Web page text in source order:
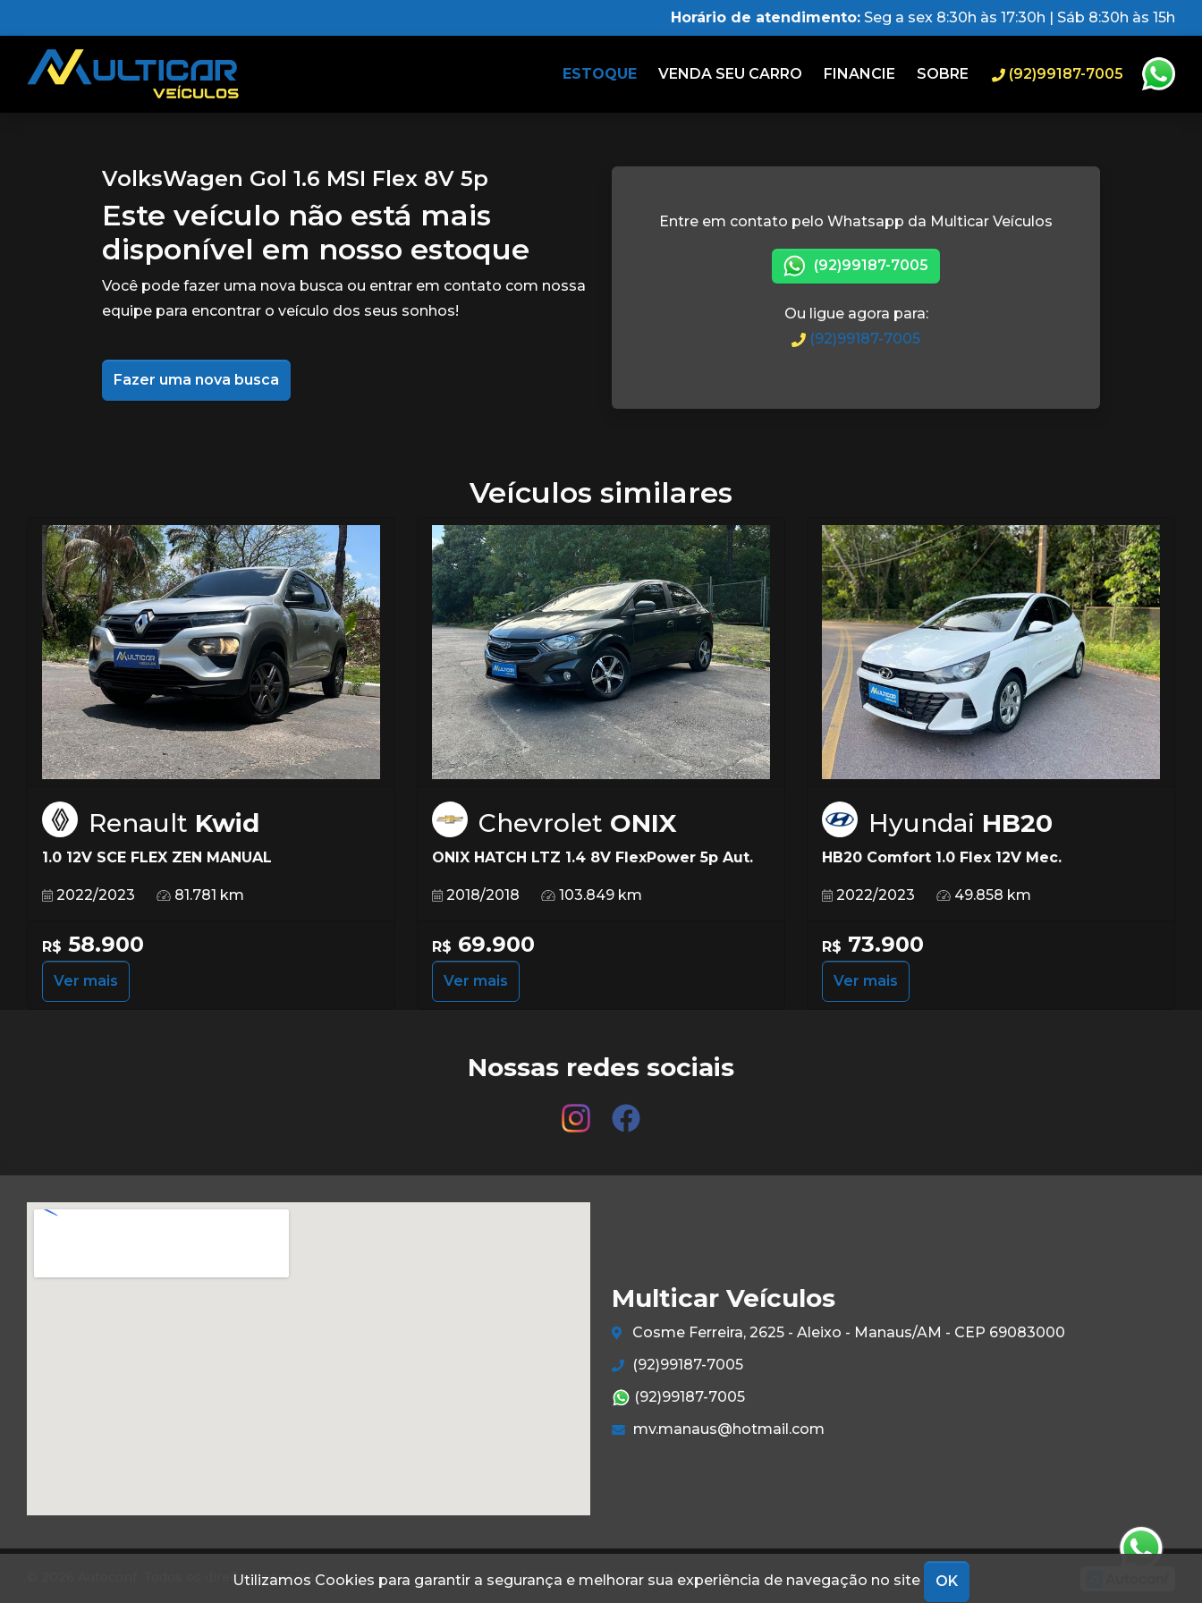
Utilizamos Cookies para garantir a segurança e melhorar sua experiência de navegação no site OK
Horário de atendimento: Seg a sex 8:30h às 17:30h | Sáb 8:30h às 15h
ESTOQUE VENDA SEU CARRO FINANCIE SOBRE (92)99187-7005
VolksWagen Gol 1.6 MSI Flex 8V 5p
Este veículo não está mais
disponível em nosso estoque
Você pode fazer uma nova busca ou entrar em contato com nossa
equipe para encontrar o veículo dos seus sonhos!
Fazer uma nova busca
Entre em contato pelo Whatsapp da Multicar Veículos
(92)99187-7005
Ou ligue agora para:
(92)99187-7005
Veículos similares
Renault Kwid
1.0 12V SCE FLEX ZEN MANUAL
2022/2023 81.781 km
R$ 58.900
Ver mais
Chevrolet ONIX
ONIX HATCH LTZ 1.4 8V FlexPower 5p Aut.
2018/2018 103.849 km
R$ 69.900
Ver mais
Hyundai HB20
HB20 Comfort 1.0 Flex 12V Mec.
2022/2023 49.858 km
R$ 73.900
Ver mais
Nossas redes sociais
Multicar Veículos
Cosme Ferreira, 2625 - Aleixo - Manaus/AM - CEP 69083000
(92)99187-7005
(92)99187-7005
mv.manaus@hotmail.com
© 2026 Autoconf. Todos os direitos reservados. Termos Privacidade